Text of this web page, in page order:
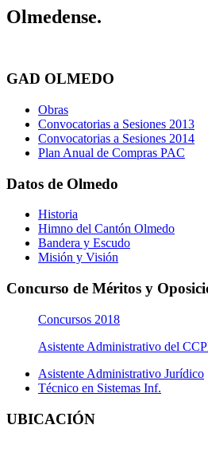
Olmedense.
GAD OLMEDO
Obras
Convocatorias a Sesiones 2013
Convocatorias a Sesiones 2014
Plan Anual de Compras PAC
Datos de Olmedo
Historia
Himno del Cantón Olmedo
Bandera y Escudo
Misión y Visión
Concurso de Méritos y
Concursos 2018
Asistente Administrativo del
Asistente Administrativo Jurídico
Técnico en Sistemas Inf.
UBICACIÓN